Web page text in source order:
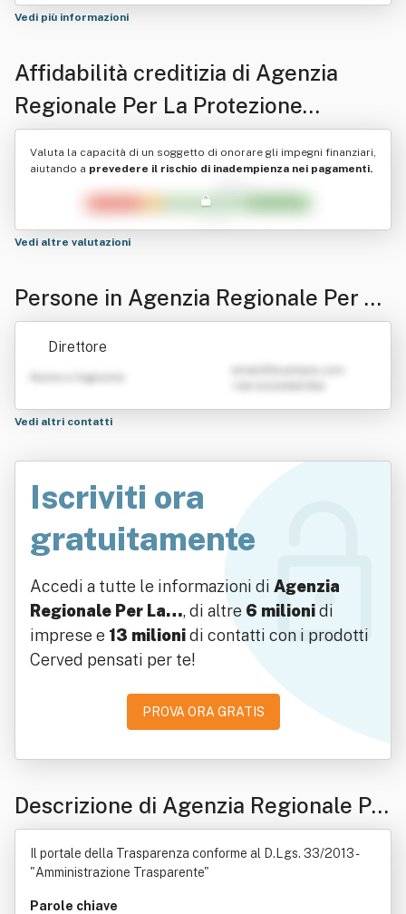
Vedi più informazioni
Affidabilità creditizia di Agenzia
Regionale Per La Protezione
Dell'ambiente Ligure - Dipartimento
Laboratorio Regionale
Valuta la capacità di un soggetto di onorare gli impegni finanziari,
aiutando a prevedere il rischio di inadempienza nei pagamenti.
Vedi altre valutazioni
Persone in Agenzia Regionale Per La
Protezione Dell'ambiente Ligure - Di
partimento Laboratorio Regionale
Direttore
Nome e Cognome
Vedi altri contatti
Iscriviti ora
gratuitamente
Accedi a tutte le informazioni di Agenzia
Regionale Per La…, di altre 6 milionidi
imprese e 13 milionidi contatti con i prodotti
Cerved pensati per te!
PROVA ORA GRATIS
Descrizione di Agenzia Regionale Pe
r La Protezione Dell'ambiente Ligure
- Dipartimento Laboratorio Regional
Il portale della Trasparenza conforme al D.Lgs. 33/2013 -
"Amministrazione Trasparente"
Parole chiave